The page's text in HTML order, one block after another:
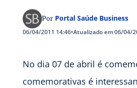
Por Portal Saúde Business
06/04/2011 14:46•Atualizado em 06/04/
No dia 07 de abril é
comemorativas é